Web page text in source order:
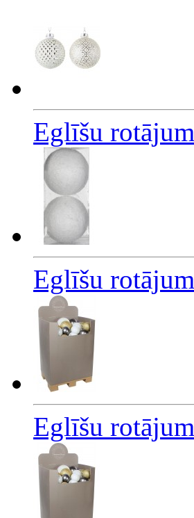
Eglīšu
Eglīšu
Eglīšu